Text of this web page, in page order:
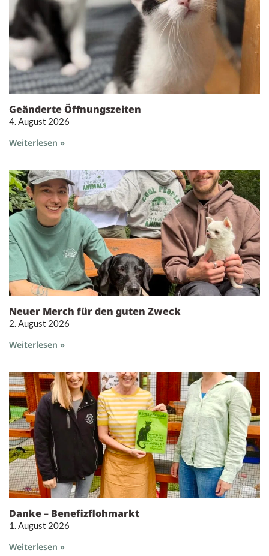
Geänderte Öffnungszeiten
4. August 2026
Weiterlesen »
Neuer Merch für den guten Zweck
2. August 2026
Weiterlesen »
Danke – Benefizflohmarkt
1. August 2026
Weiterlesen »